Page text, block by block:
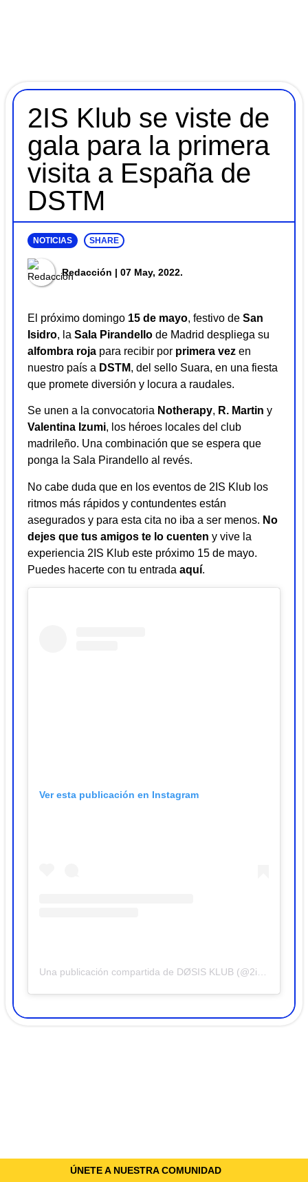
ÚNETE A NUESTRA COMUNIDAD
2IS Klub se viste de
gala para la primera
visita a España de
DSTM
NOTICIAS SHARE
Redacción | 07 May, 2022.
El próximo domingo 15 de mayo, festivo de San
Isidro, la Sala Pirandello de Madrid despliega su
alfombra roja para recibir por primera vez en
nuestro país a DSTM, del sello Suara, en una fiesta
que promete diversión y locura a raudales.
Se unen a la convocatoria Notherapy, R. Martin y
Valentina Izumi, los héroes locales del club
madrileño. Una combinación que se espera que
ponga la Sala Pirandello al revés.
No cabe duda que en los eventos de 2IS Klub los
ritmos más rápidos y contundentes están
asegurados y para esta cita no iba a ser menos. No
dejes que tus amigos te lo cuenten y vive la
experiencia 2IS Klub este próximo 15 de mayo.
Puedes hacerte con tu entrada aquí.
Ver esta publicación en Instagram